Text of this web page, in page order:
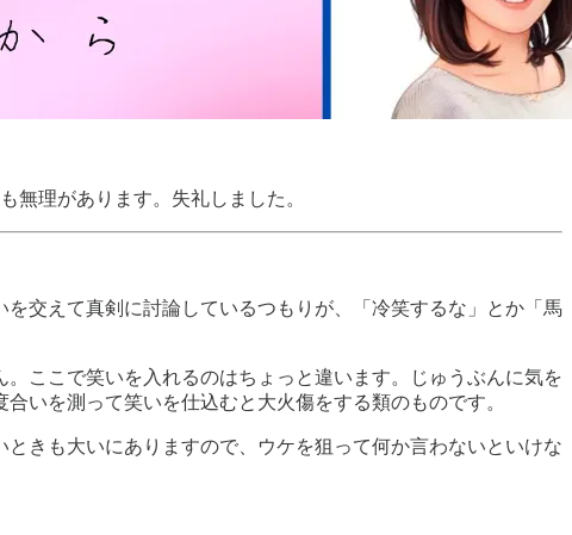
無理があります。失礼しました。
交えて真剣に討論しているつもりが、「冷笑するな」とか「馬
ここで笑いを入れるのはちょっと違います。じゅうぶんに気を
いを測って笑いを仕込むと大火傷をする類のものです。
きも大いにありますので、ウケを狙って何か言わないといけな